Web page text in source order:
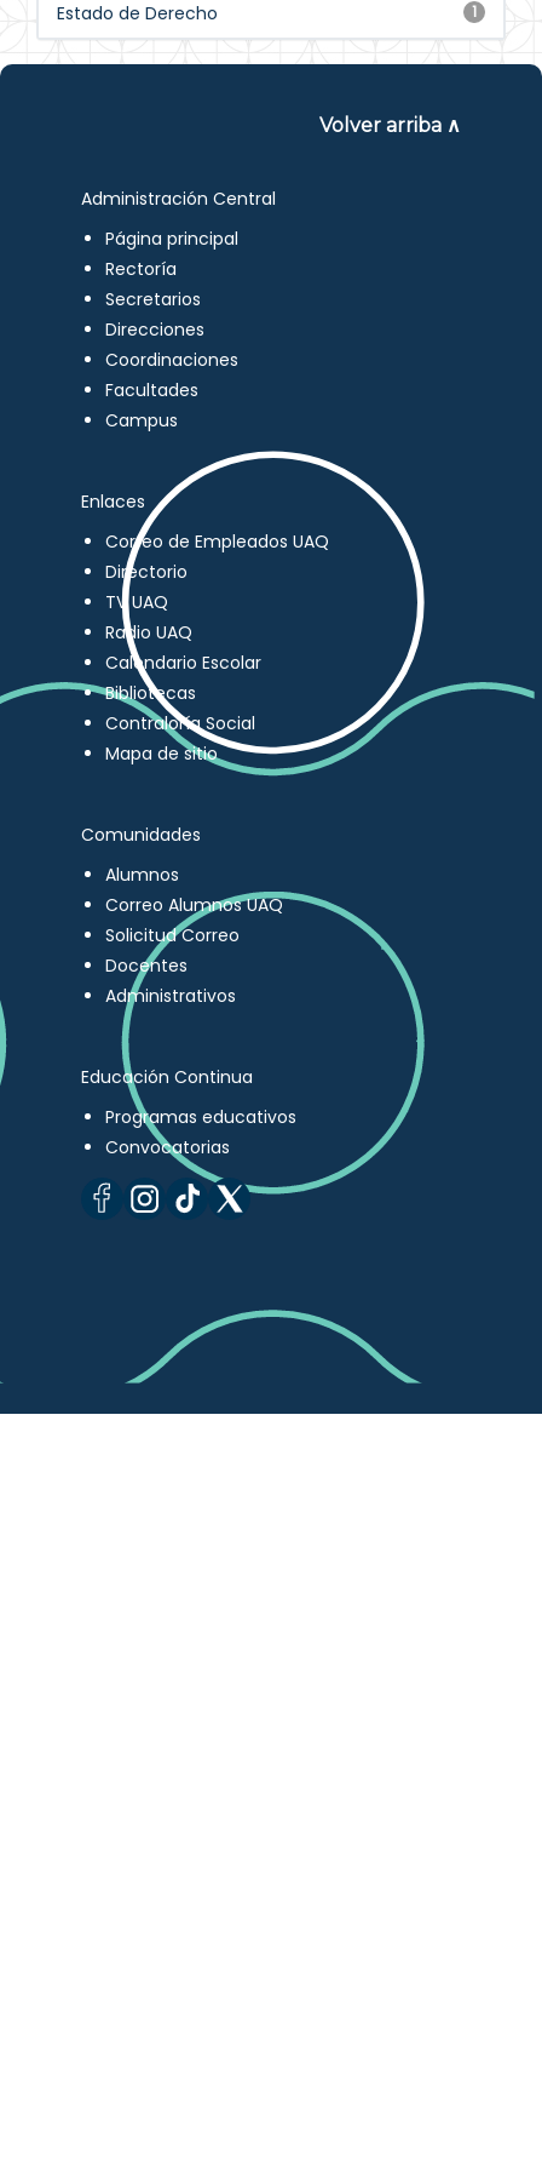
1
Estado de Derecho
Volver arriba ∧
Administración Central
Página principal
Rectoría
Secretarios
Direcciones
Coordinaciones
Facultades
Campus
Enlaces
Correo de Empleados UAQ
Directorio
TV UAQ
Radio UAQ
Calendario Escolar
Bibliotecas
Contraloría Social
Mapa de sitio
Comunidades
Alumnos
Correo Alumnos UAQ
Solicitud Correo
Docentes
Administrativos
Educación Continua
Programas educativos
Convocatorias